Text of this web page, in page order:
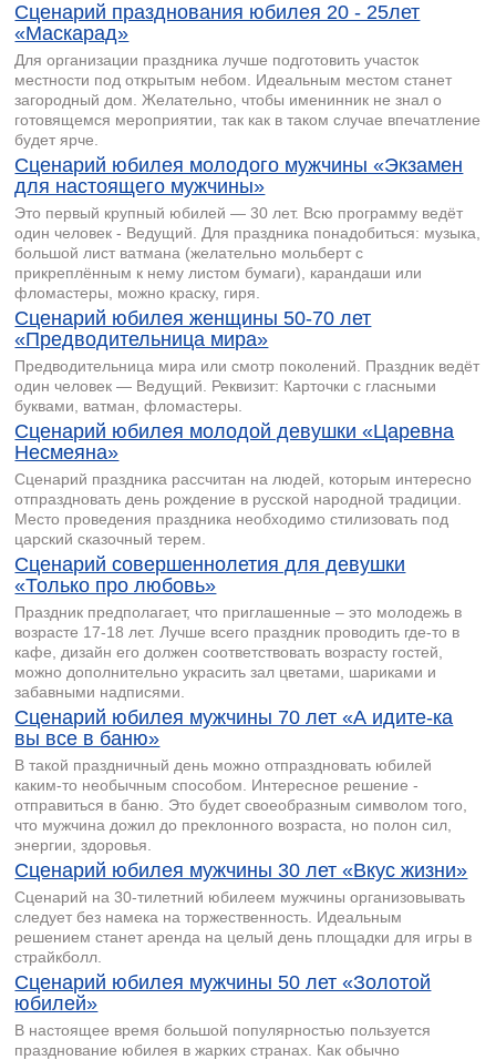
Сценарий празднования юбилея 20 - 25лет
«Маскарад»
Для организации праздника лучше подготовить участок
местности под открытым небом. Идеальным местом станет
загородный дом. Желательно, чтобы именинник не знал о
готовящемся мероприятии, так как в таком случае впечатление
будет ярче.
Сценарий юбилея молодого мужчины «Экзамен
для настоящего мужчины»
Это первый крупный юбилей — 30 лет. Всю программу ведёт
один человек - Ведущий. Для праздника понадобиться: музыка,
большой лист ватмана (желательно мольберт с
прикреплённым к нему листом бумаги), карандаши или
фломастеры, можно краску, гиря.
Сценарий юбилея женщины 50-70 лет
«Предводительница мира»
Предводительница мира или смотр поколений. Праздник ведёт
один человек — Ведущий. Реквизит: Карточки с гласными
буквами, ватман, фломастеры.
Сценарий юбилея молодой девушки «Царевна
Несмеяна»
Сценарий праздника рассчитан на людей, которым интересно
отпраздновать день рождение в русской народной традиции.
Место проведения праздника необходимо стилизовать под
царский сказочный терем.
Сценарий совершеннолетия для девушки
«Только про любовь»
Праздник предполагает, что приглашенные – это молодежь в
возрасте 17-18 лет. Лучше всего праздник проводить где-то в
кафе, дизайн его должен соответствовать возрасту гостей,
можно дополнительно украсить зал цветами, шариками и
забавными надписями.
Сценарий юбилея мужчины 70 лет «А идите-ка
вы все в баню»
В такой праздничный день можно отпраздновать юбилей
каким-то необычным способом. Интересное решение -
отправиться в баню. Это будет своеобразным символом того,
что мужчина дожил до преклонного возраста, но полон сил,
энергии, здоровья.
Сценарий юбилея мужчины 30 лет «Вкус жизни»
Сценарий на 30-тилетний юбилеем мужчины организовывать
следует без намека на торжественность. Идеальным
решением станет аренда на целый день площадки для игры в
страйкболл.
Сценарий юбилея мужчины 50 лет «Золотой
юбилей»
В настоящее время большой популярностью пользуется
празднование юбилея в жарких странах. Как обычно